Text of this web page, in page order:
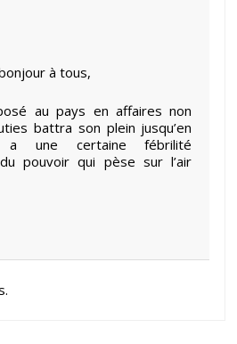
à tous,
au pays en affaires non
battra son plein jusqu’en
une certaine fébrilité
pouvoir qui pèse sur l’air